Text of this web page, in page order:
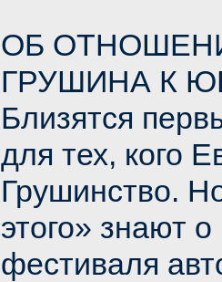
ОБ
ГРУШИНА К
Близятся
для тех, кого
Грушинство.
этого» знают
фестиваля